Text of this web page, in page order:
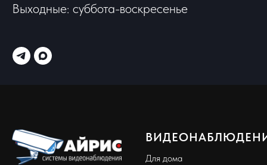
Выходные: суббота-воскресенье
Для дома